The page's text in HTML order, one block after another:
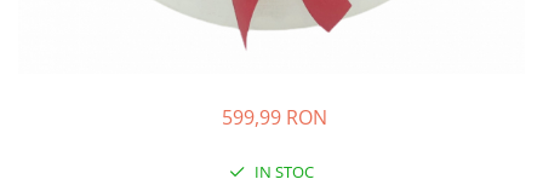
599,99 RON
IN STOC